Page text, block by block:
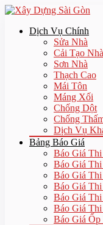
Dịch Vụ Chính
Sửa Nhà
Cải Tạo Nhà
Sơn Nhà
Thạch Cao
Mái Tôn
Máng Xối
Chống Dột
Chống
Dịch Vụ
Bảng Báo Giá
Báo Giá
Báo Giá
Báo Giá
Báo Giá
Báo Giá
Báo Giá
Báo Giá Ốp